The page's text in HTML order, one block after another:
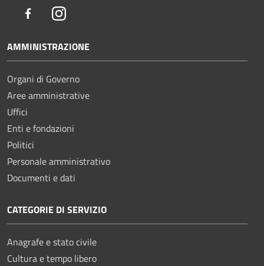
FacebookInstagram
AMMINISTRAZIONE
Organi di Governo
Aree amministrative
Uffici
Enti e fondazioni
Politici
Personale amministrativo
Documenti e dati
CATEGORIE DI SERVIZIO
Anagrafe e stato civile
Cultura e tempo libero